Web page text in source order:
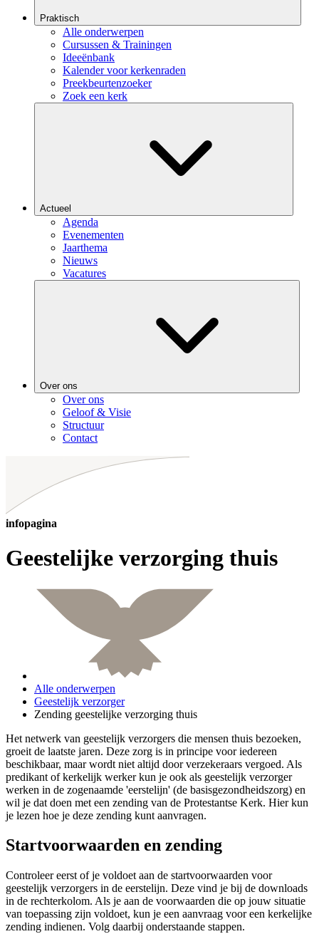
Praktisch
Alle onderwerpen
Cursussen & Trainingen
Ideeënbank
Kalender voor kerkenraden
Preekbeurtenzoeker
Zoek een kerk
Actueel
Agenda
Evenementen
Jaarthema
Nieuws
Vacatures
Over ons
Over ons
Geloof & Visie
Structuur
Contact
infopagina
Geestelijke verzorging thuis
Alle onderwerpen
Geestelijk verzorger
Zending geestelijke verzorging thuis
Het netwerk van geestelijk verzorgers die mensen thuis bezoeken,
groeit de laatste jaren. Deze zorg is in principe voor iedereen
beschikbaar, maar wordt niet altijd door verzekeraars vergoed. Als
predikant of kerkelijk werker kun je ook als geestelijk verzorger
werken in de zogenaamde 'eerstelijn' (de basisgezondheidszorg) en
wil je dat doen met een zending van de Protestantse Kerk. Hier kun
je lezen hoe je deze zending kunt aanvragen.
Startvoorwaarden en zending
Controleer eerst of je voldoet aan de startvoorwaarden voor
geestelijk verzorgers in de eerstelijn. Deze vind je bij de downloads
in de rechterkolom. Als je aan de voorwaarden die op jouw situatie
van toepassing zijn voldoet, kun je een aanvraag voor een kerkelijke
zending indienen. Volg daarbij onderstaande stappen.